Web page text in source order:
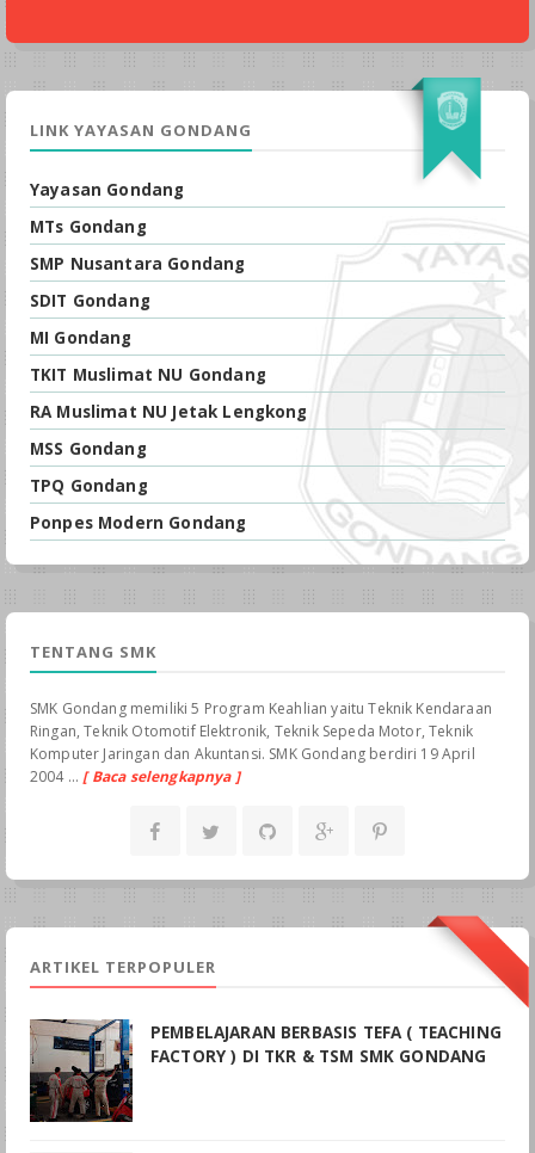
LINK YAYASAN GONDANG
Yayasan Gondang
MTs Gondang
SMP Nusantara Gondang
SDIT Gondang
MI Gondang
TKIT Muslimat NU Gondang
RA Muslimat NU Jetak Lengkong
MSS Gondang
TPQ Gondang
Ponpes Modern Gondang
TENTANG SMK
SMK Gondang memiliki 5 Program Keahlian yaitu Teknik Kendaraan
Ringan, Teknik Otomotif Elektronik, Teknik Sepeda Motor, Teknik
Komputer Jaringan dan Akuntansi. SMK Gondang berdiri 19 April
2004 ... [ Baca selengkapnya ]
ARTIKEL TERPOPULER
PEMBELAJARAN BERBASIS TEFA ( TEACHING
FACTORY ) DI TKR & TSM SMK GONDANG